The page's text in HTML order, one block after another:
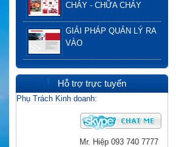
CHÁY - CHỮA CHÁY
GIẢI PHÁP QUẢN LÝ RA
VÀO
Hỗ trợ trực tuyến
Phụ Trách Kinh doanh:
Mr. Hiệp 093 740 7777